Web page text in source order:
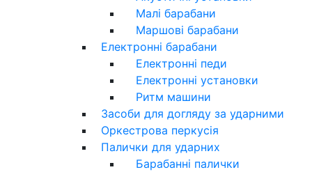
Малі барабани
Маршові барабани
Електронні барабани
Електронні педи
Електронні установки
Ритм машини
Засоби для догляду за ударними
Оркестрова перкусія
Палички для ударних
Барабанні палички